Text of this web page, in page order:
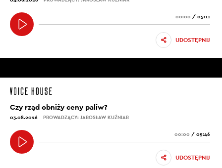
00:00 / 05:11
UDOSTĘPNIJ
Czy rząd obniży ceny paliw?
03.08.2026 PROWADZĄCY: JAROSŁAW KUŹNIAR
00:00 / 05:46
UDOSTĘPNIJ